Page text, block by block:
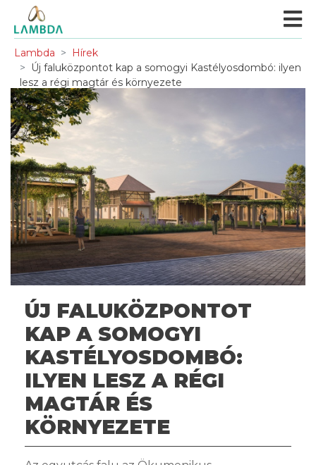
Lambda
Hírek
Új faluközpontot kap a somogyi Kastélyosdombó: ilyen
lesz a régi magtár és környezete
ÚJ FALUKÖZPONTOT
KAP A SOMOGYI
KASTÉLYOSDOMBÓ:
ILYEN LESZ A RÉGI
MAGTÁR ÉS
KÖRNYEZETE